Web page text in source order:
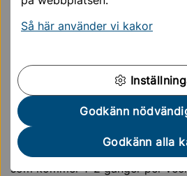
Så här använder vi kakor
Godkänn
Godkänn alla
Vi sköter badplatsen varje dag
Soptömning och
Tillsyn av grillplats, livboj och
Säkerhetsdykning före och
Torparängen har också en
som kommer 1–2 gånger per